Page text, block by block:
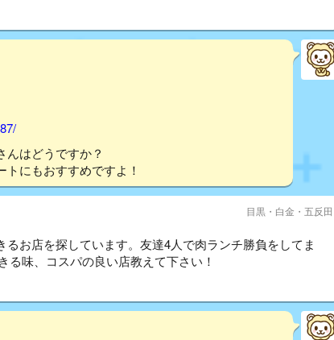
はどうですか？
にもおすすめですよ！
目黒・白金・五反田
お店を探しています。友達4人で肉ランチ勝負をしてま
る味、コスパの良い店教えて下さい！